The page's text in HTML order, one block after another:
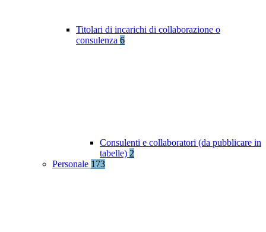
Titolari di incarichi di collaborazione o
consulenza 6
Consulenti e collaboratori (da pubblicare in
tabelle) 2
Personale 173